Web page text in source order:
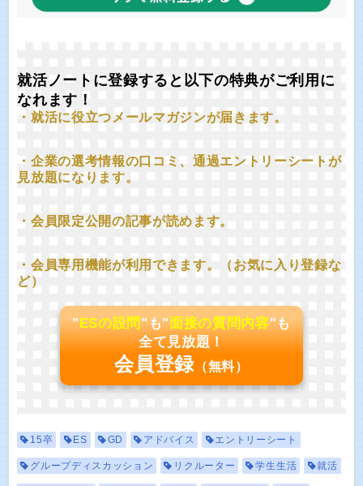
就活ノートに登録すると以下の特典がご利用に
なれます！
・就活に役立つメールマガジンが届きます。
・企業の選考情報の口コミ、通過エントリーシートが
見放題になります。
・会員限定公開の記事が読めます。
・会員専用機能が利用できます。（お気に入り登録な
ど）
"ESの設問"も"面接の質問内容"も
全て見放題！
会員登録 （無料）
15卒 ES GD アドバイス エントリーシート
グループディスカッション リクルーター 学生生活 就活